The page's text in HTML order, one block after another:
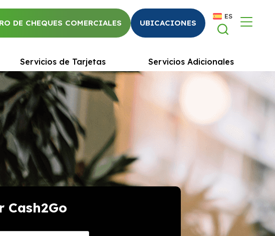
Servicios de Tarjetas Servicios Adicionales
DE CHEQUES COMERCIALES UBICACIONES
ES
Cash2Go